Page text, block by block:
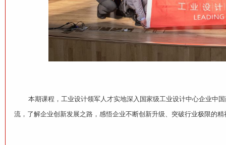
本期课程，工业设计领军人才实地深入国家级工业设计中心企业中国
流，了解企业创新发展之路，感悟企业不断创新升级、突破行业极限的精